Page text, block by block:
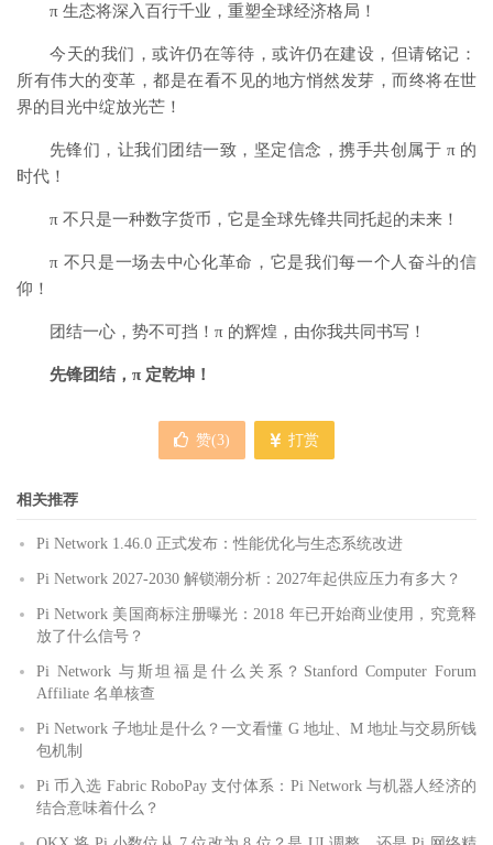
π 生态将深入百行千业，重塑全球经济格局！
今天的我们，或许仍在等待，或许仍在建设，但请铭记：
所有伟大的变革，都是在看不见的地方悄然发芽，而终将在世
界的目光中绽放光芒！
先锋们，让我们团结一致，坚定信念，携手共创属于 π 的
时代！
π 不只是一种数字货币，它是全球先锋共同托起的未来！
π 不只是一场去中心化革命，它是我们每一个人奋斗的信
仰！
团结一心，势不可挡！ π 的辉煌，由你我共同书写！
先锋团结， π 定乾坤！
赞(3) 打赏
相关推荐
Pi Network 1.46.0 正式发布：性能优化与生态系统改进
Pi Network 2027-2030 解锁潮分析：2027年起供应压力有多大？
Pi Network 美国商标注册曝光：2018 年已开始商业使用，究竟释
放了什么信号？
Pi Network 与斯坦福是什么关系？Stanford Computer Forum
Affiliate 名单核查
Pi Network 子地址是什么？一文看懂 G 地址、M 地址与交易所钱
包机制
Pi 币入选 Fabric RoboPay 支付体系：Pi Network 与机器人经济的
结合意味着什么？